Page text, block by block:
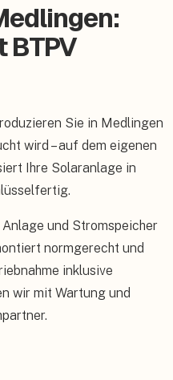
BTPV
Sie in Medlingen
wird – auf dem eigenen
Ihre Solaranlage in
und Stromspeicher
normgerecht und
inklusive
wir mit Wartung und